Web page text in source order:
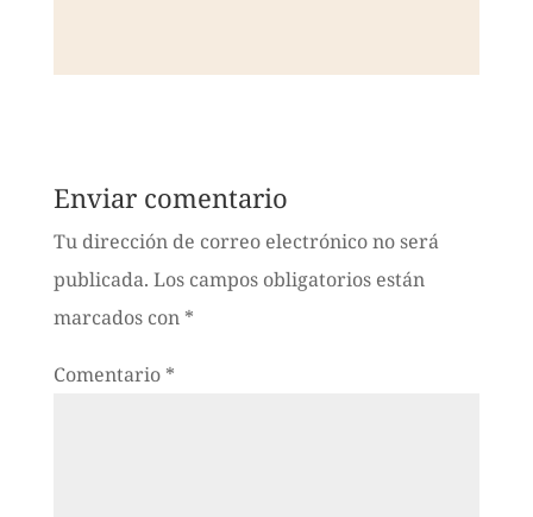
Enviar comentario
Tu dirección de correo electrónico no será
publicada. Los campos obligatorios están
marcados con *
Comentario *